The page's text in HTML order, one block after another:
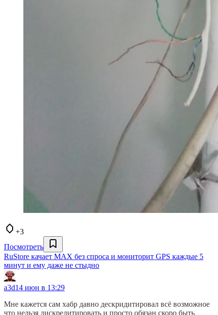
+3
Посмотреть
RuStore качает MAX без спроса и мониторит GPS каждые 5
минут и ему даже не стыдно
a3d14 июн в 13:29
Мне кажется сам хабр давно дескридитировал всё возможное
что нельзя дискредитировать и просто обязан скоро быть